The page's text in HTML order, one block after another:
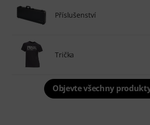
Příslušenství
Trička
Objevte všechny produkty